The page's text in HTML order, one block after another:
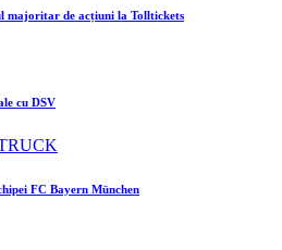
majoritar de acțiuni la Tolltickets
cu DSV
FC Bayern München